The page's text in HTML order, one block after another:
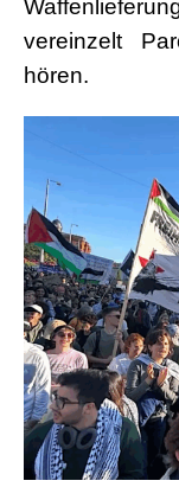
vereinzelt
hören.